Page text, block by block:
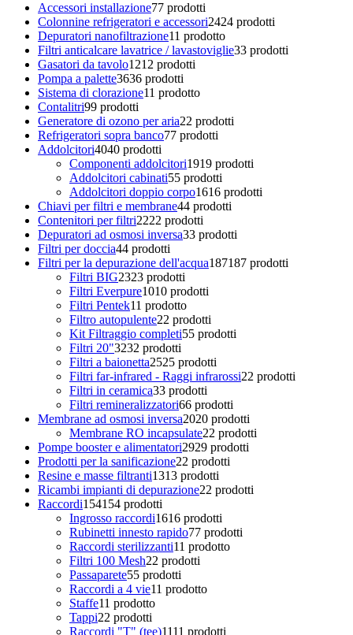
Accessori installazione77 prodotti
Colonnine refrigeratori e accessori2424 prodotti
Depuratori nanofiltrazione11 prodotto
Filtri anticalcare lavatrice / lavastoviglie33 prodotti
Gasatori da tavolo1212 prodotti
Pompa a palette3636 prodotti
Sistema di clorazione11 prodotto
Contalitri99 prodotti
Generatore di ozono per aria22 prodotti
Refrigeratori sopra banco77 prodotti
Addolcitori4040 prodotti
Componenti addolcitori1919 prodotti
Addolcitori cabinati55 prodotti
Addolcitori doppio corpo1616 prodotti
Chiavi per filtri e membrane44 prodotti
Contenitori per filtri2222 prodotti
Depuratori ad osmosi inversa33 prodotti
Filtri per doccia44 prodotti
Filtri per la depurazione dell'acqua187187 prodotti
Filtri BIG2323 prodotti
Filtri Everpure1010 prodotti
Filtri Pentek11 prodotto
Filtro autopulente22 prodotti
Kit Filtraggio completi55 prodotti
Filtri 20"3232 prodotti
Filtri a baionetta2525 prodotti
Filtri far-infrared - Raggi infrarossi22 prodotti
Filtri in ceramica33 prodotti
Filtri remineralizzatori66 prodotti
Membrane ad osmosi inversa2020 prodotti
Membrane RO incapsulate22 prodotti
Pompe booster e alimentatori2929 prodotti
Prodotti per la sanificazione22 prodotti
Resine e masse filtranti1313 prodotti
Ricambi impianti di depurazione22 prodotti
Raccordi154154 prodotti
Ingrosso raccordi1616 prodotti
Rubinetti innesto rapido77 prodotti
Raccordi sterilizzanti11 prodotto
Filtri 100 Mesh22 prodotti
Passaparete55 prodotti
Raccordi a 4 vie11 prodotto
Staffe11 prodotto
Tappi22 prodotti
Raccordi "T" (tee)1111 prodotti